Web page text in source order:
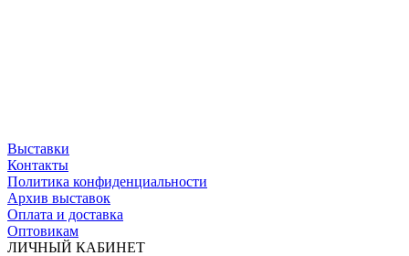
Выставки
Контакты
Политика конфиденциальности
Архив выставок
Оплата и доставка
Оптовикам
ЛИЧНЫЙ КАБИНЕТ